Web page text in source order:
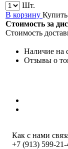
Шт.
В корзину
Стоимость за
Стоимость
Наличие на
Отзывы о
Как с нами
+7 (913) 599-21-